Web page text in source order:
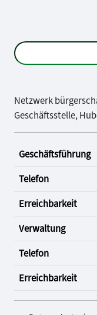
Netzwerk
Geschäftsstelle,
Geschäftsführung
Telefon
Erreichbarkeit
Verwaltung
Telefon
Erreichbarkeit